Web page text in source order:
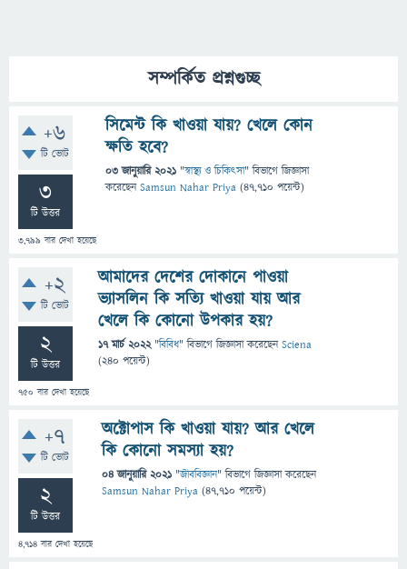
সম্পর্কিত প্রশ্নগুচ্ছ
+6
টি ভোট
3
টি উত্তর
3,799 বার দেখা হয়েছে
সিমেন্ট কি খাওয়া যায়? খেলে কোন
ক্ষতি হবে?
03 জানুয়ারি 2021 "স্বাস্থ্য ও চিকিৎসা" বিভাগে জিজ্ঞাসা
করেছেনSamsun Nahar Priya (47,710 পয়েন্ট)
+2
টি ভোট
2
টি উত্তর
750 বার দেখা হয়েছে
আমাদের দেশের দোকানে পাওয়া
ভ্যাসলিন কি সত্যি খাওয়া যায় আর
খেলে কি কোনো উপকার হয়?
17 মার্চ 2022 "বিবিধ" বিভাগে জিজ্ঞাসাকরেছেনSciena
(240 পয়েন্ট)
+7
টি ভোট
2
টি উত্তর
4,714 বার দেখা হয়েছে
অক্টোপাস কি খাওয়া যায়? আর খেলে
কি কোনো সমস্যা হয়?
04 জানুয়ারি 2021 "জীববিজ্ঞান" বিভাগে জিজ্ঞাসাকরেছেন
Samsun Nahar Priya (47,710 পয়েন্ট)